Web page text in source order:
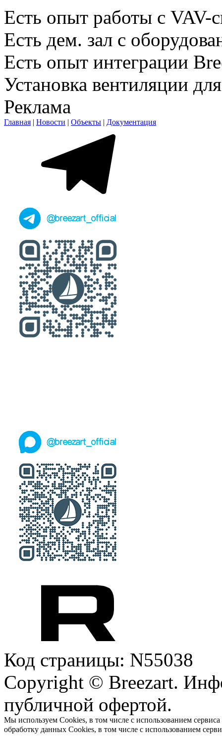
Есть опыт работы с VAV-
Есть дем. зал c
Есть опыт интеграции
Установка вентиляции
Реклама
Главная | Новости | Объекты | Документация
Код страницы: N55038
Copyright © Breezart.
публичной офертой.
Мы используем Cookies, в том числе с использованием
обработку данных Cookies, в том числе с использованием